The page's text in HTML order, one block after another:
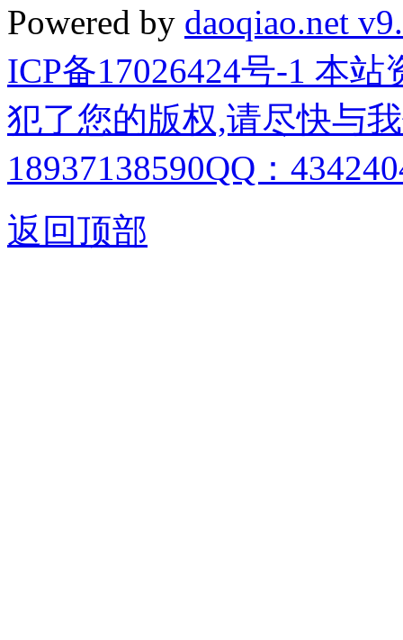
Powered by daoqiao.net
ICP备17026424号-1 本
犯了您的版权,请尽快与
18937138590QQ：
返回顶部